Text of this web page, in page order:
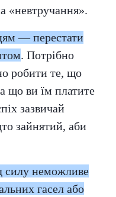
«невтручання».
— перестати
. Потрібно
робити те, що
що ви їм платите
зазвичай
зайнятий, аби
силу неможливе
гасел або